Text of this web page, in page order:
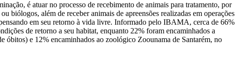
é atuar no processo de recebimento de animais para tratamento, por
biólogos, além de receber animais de apreensões realizadas em operações
em seu retorno à vida livre. Informado pelo IBAMA, cerca de 66%
de retorno a seu habitat, enquanto 22% foram encaminhados a
óbitos) e 12% encaminhados ao zoológico Zoounama de Santarém, no